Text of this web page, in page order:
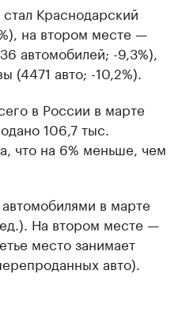
Краснодарский
на втором месте —
автомобилей; -9,3%),
(4471 авто; -10,2%).
в России в марте
106,7 тыс.
что на 6% меньше, чем
в марте
На втором месте —
место занимает
авто).